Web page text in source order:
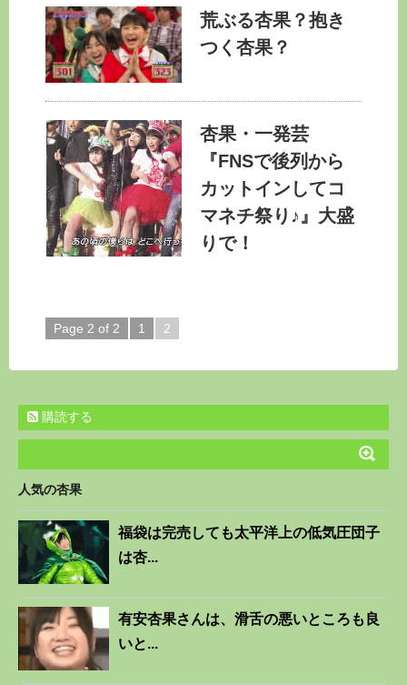
荒ぶる杏果？抱き
つく杏果？
杏果・一発芸
『FNSで後列から
カットインしてコ
マネチ祭り♪』大盛
りで！
Page 2 of 2 1 2
購読する
人気の杏果
福袋は完売しても太平洋上の低気圧団子
は杏...
有安杏果さんは、滑舌の悪いところも良
いと...